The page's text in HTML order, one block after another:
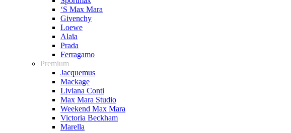
‘S Max Mara
Givenchy
Loewe
Alaïa
Prada
Ferragamo
Premium
Jacquemus
Mackage
Liviana Conti
Max Mara Studio
Weekend Max Mara
Victoria Beckham
Marella